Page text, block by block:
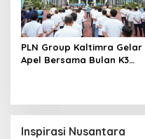
PLN Group Kaltimra Gelar
Apel Bersama Bulan K3
Inspirasi Nusantara